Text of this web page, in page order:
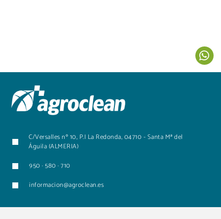
C/Versalles nº 10, P.I La Redonda, 04710 - Santa Mª del
Águila (ALMERIA)
950 · 580 · 710
informacion@agroclean.es